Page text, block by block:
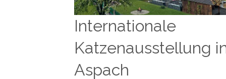
Internationale
Katzenausstellung
Aspach